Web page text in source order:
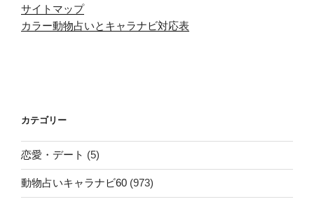
サイトマップ
カラー動物占いとキャラナビ対応表
カテゴリー
恋愛・デート (5)
動物占いキャラナビ60 (973)